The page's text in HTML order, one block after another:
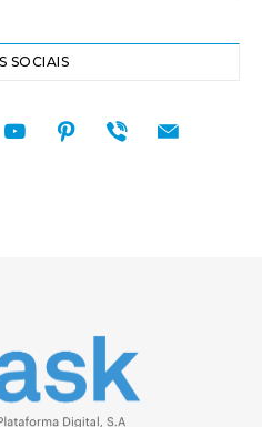
SOCIAIS
youtubepinterest
viber mail